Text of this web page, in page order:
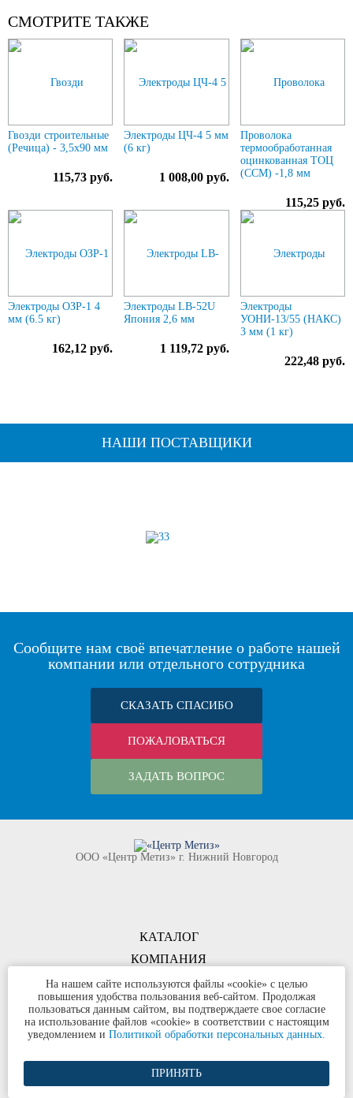
СМОТРИТЕ ТАКЖЕ
Гвозди строительные
(Речица) - 3,5х90 мм
115,73 руб.
Электроды ЦЧ-4 5 мм
(6 кг)
1 008,00 руб.
Проволока
термообработанная
оцинкованная ТОЦ
(ССМ) -1,8 мм
115,25 руб.
Электроды ОЗР-1 4
мм (6.5 кг)
162,12 руб.
Электроды LB-52U
Япония 2,6 мм
1 119,72 руб.
Электроды
УОНИ-13/55 (НАКС)
3 мм (1 кг)
222,48 руб.
НАШИ ПОСТАВЩИКИ
Сообщите нам своё впечатление о работе нашей
компании или отдельного сотрудника
СКАЗАТЬ СПАСИБО
ПОЖАЛОВАТЬСЯ
ЗАДАТЬ ВОПРОС
КОМПАНИЯ
ООО «Центр Метиз» г. Нижний Новгород
КАТАЛОГ
КОНТАКТЫ
©ООО «Центр Метиз» 2000-2026
Все права защищены
Политика конфиденциальности
Разработка сайта и продвижение
На нашем сайте используются файлы «cookie» с целью
повышения удобства пользования веб-сайтом. Продолжая
пользоваться данным сайтом, вы подтверждаете свое согласие
на использование файлов «cookie» в соответствии с настоящим
уведомлением и Политикой обработки персональных данных.
ПРИНЯТЬ